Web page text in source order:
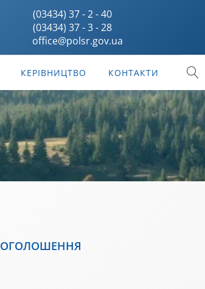
(03434) 37 - 2 - 40
(03434) 37 - 3 - 28
office@polsr.gov.ua
КЕРІВНИЦТВО КОНТАКТИ
ОГОЛОШЕННЯ